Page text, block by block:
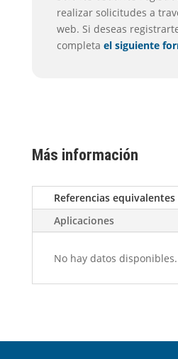
realizar solicitudes a
web. Si deseas
completa el siguiente
Más información
Referencias equivalentes
Aplicaciones
No hay datos disponibles.